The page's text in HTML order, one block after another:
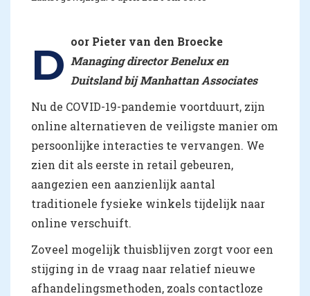
D oor Pieter van den Broecke
Managing director Benelux en
Duitsland bij Manhattan Associates
Nu de COVID-19-pandemie voortduurt, zijn
online alternatieven de veiligste manier om
persoonlijke interacties te vervangen. We
zien dit als eerste in retail gebeuren,
aangezien een aanzienlijk aantal
traditionele fysieke winkels tijdelijk naar
online verschuift.
Zoveel mogelijk thuisblijven zorgt voor een
stijging in de vraag naar relatief nieuwe
afhandelingsmethoden, zoals contactloze